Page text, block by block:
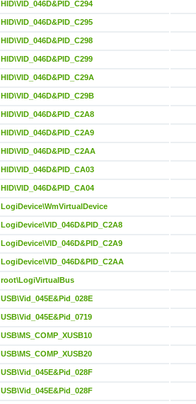
HID\VID_046D&PID_C294
HID\VID_046D&PID_C295
HID\VID_046D&PID_C298
HID\VID_046D&PID_C299
HID\VID_046D&PID_C29A
HID\VID_046D&PID_C29B
HID\VID_046D&PID_C2A8
HID\VID_046D&PID_C2A9
HID\VID_046D&PID_C2AA
HID\VID_046D&PID_CA03
HID\VID_046D&PID_CA04
LogiDevice\WmVirtualDevice
LogiDevice\VID_046D&PID_C2A8
LogiDevice\VID_046D&PID_C2A9
LogiDevice\VID_046D&PID_C2AA
root\LogiVirtualBus
USB\Vid_045E&Pid_028E
USB\Vid_045E&Pid_0719
USB\MS_COMP_XUSB10
USB\MS_COMP_XUSB20
USB\Vid_045E&Pid_028F
USB\Vid_045E&Pid_028F